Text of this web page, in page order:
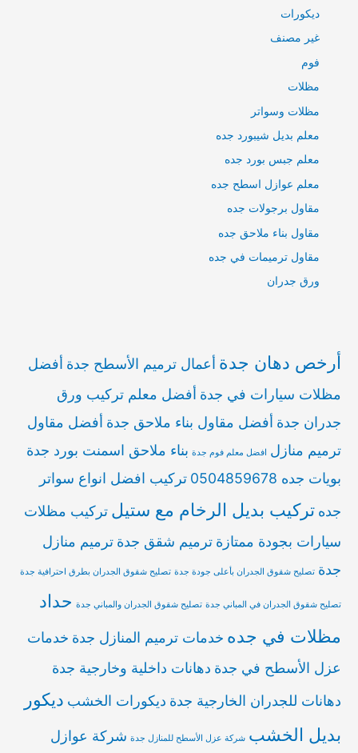
ديكورات
غير مصنف
فوم
مظلات
مظلات وسواتر
معلم بديل شيبورد جده
معلم جبس بورد جده
معلم عوازل اسطح جده
مقاول برجولات جده
مقاول بناء ملاحق جده
مقاول ترميمات في جده
ورق جدران
أرخص دهان جدة أعمال ترميم الأسطح جدة أفضل
مظلات سيارات في جدة أفضل معلم تركيب ورق
جدران جدة أفضل مقاول بناء ملاحق جدة أفضل مقاول
ترميم منازل
افضل معلم فوم جدة بناء ملاحق اسمنت بورد جدة
بويات جده 0504859678
تركيب افضل انواع سواتر
جده تركيب بديل الرخام مع ستيل تركيب مظلات
سيارات بجودة ممتازة ترميم شقق جدة ترميم منازل
جدة تصليح شقوق الجدران بأعلى جودة جدة تصليح شقوق الجدران بطرق احترافية جدة
تصليح شقوق الجدران في المباني جدة تصليح شقوق الجدران والمباني جدة حداد
مظلات في جده خدمات ترميم المنازل جدة خدمات
عزل الأسطح في جدة دهانات داخلية وخارجية جدة
دهانات للجدران الخارجية جدة ديكورات الخشب ديكور
بديل الخشب شركة عزل الأسطح للمنازل جدة شركة عوازل